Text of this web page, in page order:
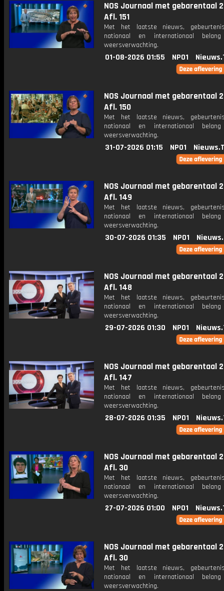
NOS Journaal met gebarentaal
Afl. 151
Met het laatste nieuws,
nationaal en internationaal
weersverwachting.
01-08-2026 01:55 NPO1
NOS Journaal met gebarentaal
Afl. 150
Met het laatste nieuws,
nationaal en internationaal
weersverwachting.
31-07-2026 01:15 NPO1
NOS Journaal met gebarentaal
Afl. 149
Met het laatste nieuws,
nationaal en internationaal
weersverwachting.
30-07-2026 01:35 NPO1
NOS Journaal met gebarentaal
Afl. 148
Met het laatste nieuws,
nationaal en internationaal
weersverwachting.
29-07-2026 01:30 NPO1
NOS Journaal met gebarentaal
Afl. 147
Met het laatste nieuws,
nationaal en internationaal
weersverwachting.
28-07-2026 01:35 NPO1
NOS Journaal met gebarentaal
Afl. 30
Met het laatste nieuws,
nationaal en internationaal
weersverwachting.
27-07-2026 01:00 NPO1
NOS Journaal met gebarentaal
Afl. 30
Met het laatste nieuws,
nationaal en internationaal
weersverwachting.